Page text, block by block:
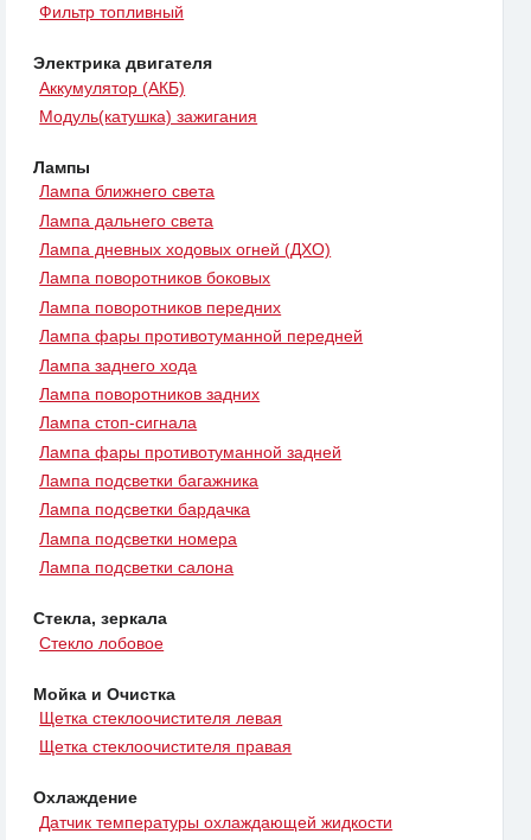
Фильтр топливный
Электрика двигателя
Аккумулятор (АКБ)
Модуль(катушка) зажигания
Лампы
Лампа ближнего света
Лампа дальнего света
Лампа дневных ходовых огней (ДХО)
Лампа поворотников боковых
Лампа поворотников передних
Лампа фары противотуманной передней
Лампа заднего хода
Лампа поворотников задних
Лампа стоп-сигнала
Лампа фары противотуманной задней
Лампа подсветки багажника
Лампа подсветки бардачка
Лампа подсветки номера
Лампа подсветки салона
Стекла, зеркала
Стекло лобовое
Мойка и Очистка
Щетка стеклоочистителя левая
Щетка стеклоочистителя правая
Охлаждение
Датчик температуры охлаждающей жидкости